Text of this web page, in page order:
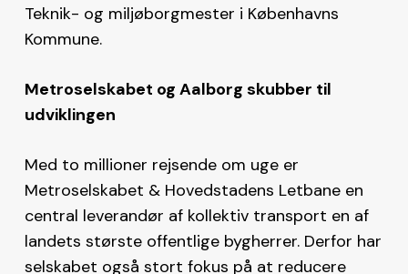
Teknik- og miljøborgmester i Københavns
Kommune.
Metroselskabet og Aalborg skubber til
udviklingen
Med to millioner rejsende om uge er
Metroselskabet & Hovedstadens Letbane en
central leverandør af kollektiv transport en af
landets største offentlige bygherrer. Derfor har
selskabet også stort fokus på at reducere